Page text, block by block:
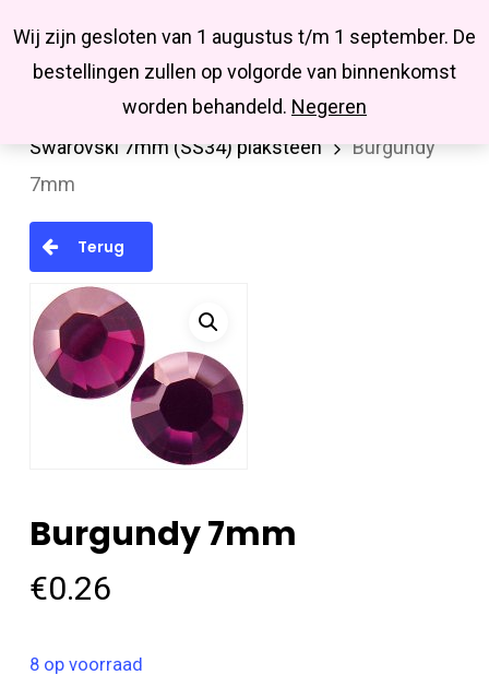
Wij zijn gesloten van 1 augustus t/m 1 september. De
bestellingen zullen op volgorde van binnenkomst
worden behandeld. Negeren
main
Missbluesieraden
searchaccount
Swarovski
Plakstenen (Flatback)
Swarovski 7mm (SS34) plaksteen
Burgundy
7mm
Terug
Burgundy 7mm
€0.26
8 op voorraad
Close